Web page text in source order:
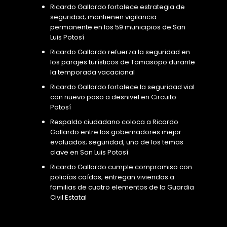
Ricardo Gallardo fortalece estrategia de
seguridad; mantienen vigilancia
permanente en los 59 municipios de San
Luis Potosí
Ricardo Gallardo refuerza la seguridad en
los parajes turísticos de Tamasopo durante
la temporada vacacional
Ricardo Gallardo fortalece la seguridad vial
con nuevo paso a desnivel en Circuito
Potosí
Respaldo ciudadano coloca a Ricardo
Gallardo entre los gobernadores mejor
evaluados; seguridad, uno de los temas
clave en San Luis Potosí
Ricardo Gallardo cumple compromiso con
policías caídos; entregan viviendas a
familias de cuatro elementos de la Guardia
Civil Estatal